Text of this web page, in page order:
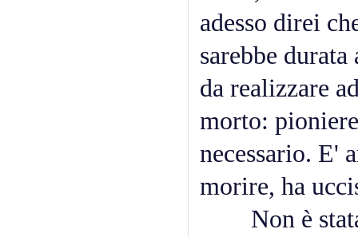
adesso direi
sarebbe
da realizzare
morto:
necessario. E'
morire, ha
Non è stata